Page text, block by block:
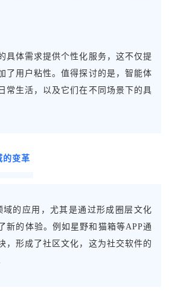
具体需求提供个性化服务，这不仅提
了用户粘性。值得探讨的是，智能体
常生活，以及它们在不同场景下的具
的变革
的应用，尤其是通过形成圈层文化
新的体验。例如星野和猫箱等APP通
，形成了社区文化，这为社交软件的